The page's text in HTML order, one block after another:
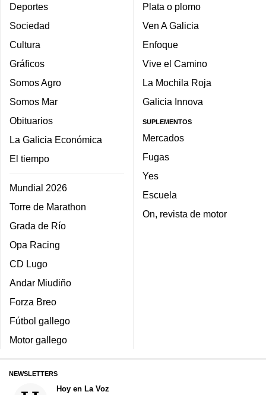
Deportes
Sociedad
Cultura
Gráficos
Somos Agro
Somos Mar
Obituarios
La Galicia Económica
El tiempo
Mundial 2026
Torre de Marathon
Grada de Río
Opa Racing
CD Lugo
Andar Miudiño
Forza Breo
Fútbol gallego
Motor gallego
Plata o plomo
Ven A Galicia
Enfoque
Vive el Camino
La Mochila Roja
Galicia Innova
SUPLEMENTOS
Mercados
Fugas
Yes
Escuela
On, revista de motor
NEWSLETTERS
Hoy en La Voz